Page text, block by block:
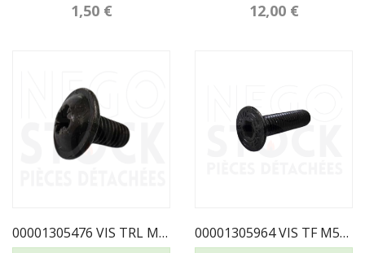
1,50 € 12,00 €
00001305476 VIS TRL M5X10 POZIE ZN NOIR 00001305964 VIS TF M5X20 POZIE ZN NOIR